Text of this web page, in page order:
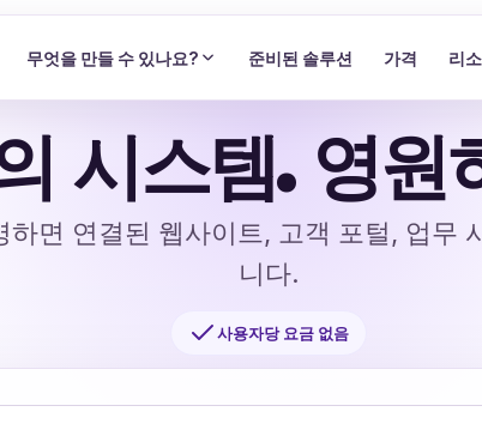
무엇을 만들 수 있나요? 준비된 솔루션 가격 리
시스템. 영원
하면 연결된 웹사이트, 고객 포털, 업무
니다.
사용자당 요금 없음